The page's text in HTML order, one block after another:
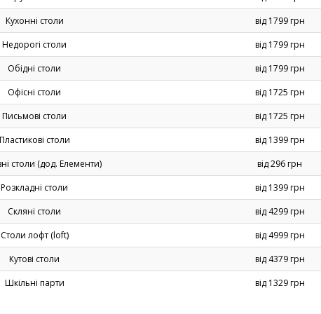
Кухонні столи
від 1799 грн
Недорогі столи
від 1799 грн
Обідні столи
від 1799 грн
Офісні столи
від 1725 грн
Письмові столи
від 1725 грн
Пластикові столи
від 1399 грн
столи (дод. Елементи)
від 296 грн
Розкладні столи
від 1399 грн
Скляні столи
від 4299 грн
Столи лофт (loft)
від 4999 грн
Кутові столи
від 4379 грн
Шкільні парти
від 1329 грн